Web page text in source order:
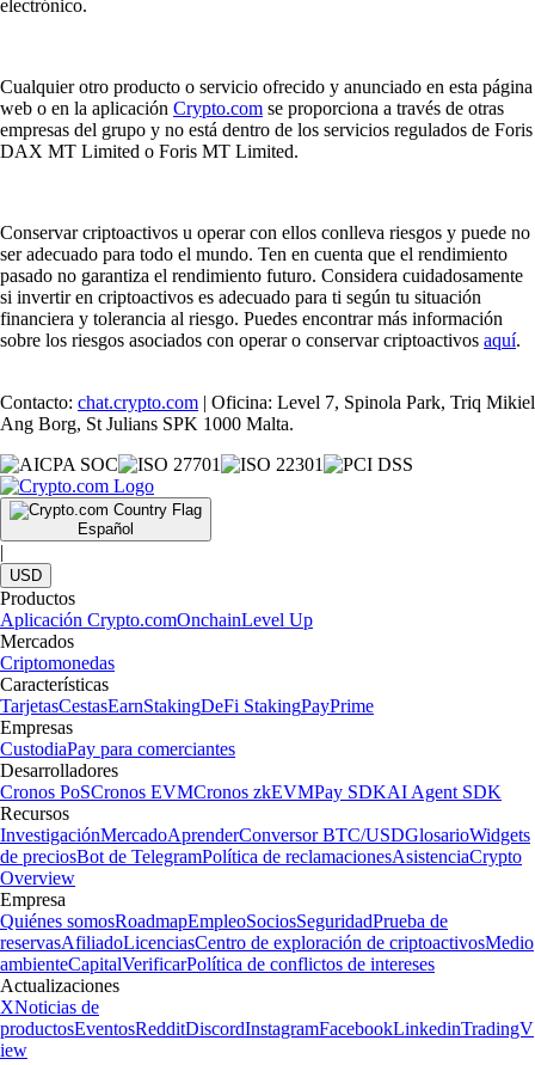
electrónico.
Cualquier otro producto o servicio ofrecido y anunciado en esta página
web o en la aplicación Crypto.com se proporciona a través de otras
empresas del grupo y no está dentro de los servicios regulados de Foris
DAX MT Limited o Foris MT Limited.
Conservar criptoactivos u operar con ellos conlleva riesgos y puede no
ser adecuado para todo el mundo. Ten en cuenta que el rendimiento
pasado no garantiza el rendimiento futuro. Considera cuidadosamente
si invertir en criptoactivos es adecuado para ti según tu situación
financiera y tolerancia al riesgo. Puedes encontrar más información
sobre los riesgos asociados con operar o conservar criptoactivos aquí.
Contacto: chat.crypto.com | Oficina: Level 7, Spinola Park, Triq Mikiel
Ang Borg, St Julians SPK 1000 Malta.
Español
|
USD
Productos
Aplicación Crypto.comOnchainLevel Up
Mercados
Criptomonedas
Características
TarjetasCestasEarnStakingDeFi StakingPayPrime
Empresas
CustodiaPay para comerciantes
Desarrolladores
Cronos PoSCronos EVMCronos zkEVMPay SDKAI Agent SDK
Recursos
InvestigaciónMercadoAprenderConversor BTC/USDGlosarioWidgets
de preciosBot de TelegramPolítica de reclamacionesAsistenciaCrypto
Overview
Empresa
Quiénes somosRoadmapEmpleoSociosSeguridadPrueba de
reservasAfiliadoLicenciasCentro de exploración de criptoactivosMedio
ambienteCapitalVerificarPolítica de conflictos de intereses
Actualizaciones
XNoticias de
productosEventosRedditDiscordInstagramFacebookLinkedinTradingV
iew